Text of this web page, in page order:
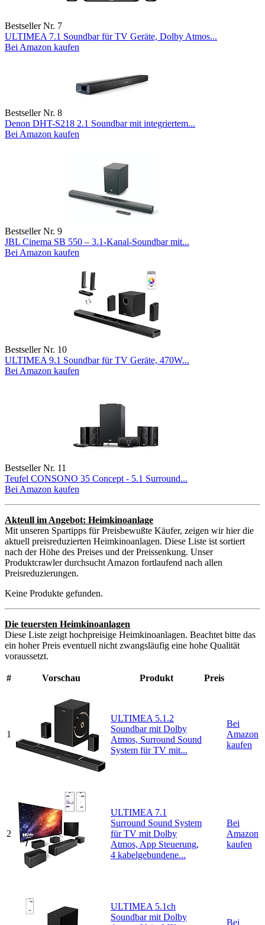
Bestseller Nr. 7
ULTIMEA 7.1 Soundbar für TV Geräte, Dolby Atmos...
Bei Amazon kaufen
Bestseller Nr. 8
Denon DHT-S218 2.1 Soundbar mit integriertem...
Bei Amazon kaufen
Bestseller Nr. 9
JBL Cinema SB 550 – 3.1-Kanal-Soundbar mit...
Bei Amazon kaufen
Bestseller Nr. 10
ULTIMEA 9.1 Soundbar für TV Geräte, 470W...
Bei Amazon kaufen
Bestseller Nr. 11
Teufel CONSONO 35 Concept - 5.1 Surround...
Bei Amazon kaufen
Akteull im Angebot: Heimkinoanlage
Mit unseren Spartipps für Preisbewußte Käufer, zeigen wir hier die
aktuell preisreduzierten Heimkinoanlagen. Diese Liste ist sortiert
nach der Höhe des Preises und der Preissenkung. Unser
Produktcrawler durchsucht Amazon fortlaufend nach allen
Preisreduzierungen.
Keine Produkte gefunden.
Die teuersten Heimkinoanlagen
Diese Liste zeigt hochpreisige Heimkinoanlagen. Beachtet bitte das
ein hoher Preis eventuell nicht zwangsläufig eine hohe Qualität
voraussetzt.
# Vorschau Produkt Preis
1
ULTIMEA 5.1.2
Soundbar mit Dolby
Atmos, Surround Sound
System für TV mit...
Bei
Amazon
kaufen
2
ULTIMEA 7.1
Surround Sound System
für TV mit Dolby
Atmos, App Steuerung,
4 kabelgebundene...
Bei
Amazon
kaufen
ULTIMEA 5.1ch
Soundbar mit Dolby
Bei